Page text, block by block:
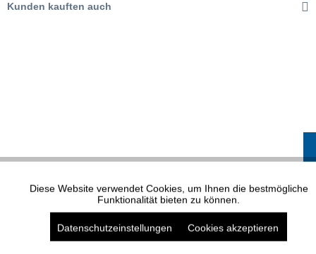
Kunden kauften auch
Funktionale Aktiv
Marketing Aktiv
Diese Website verwendet Cookies, um Ihnen die bestmögliche
Funktionalität bieten zu können.
Datenschutzeinstellungen Cookies akzeptieren